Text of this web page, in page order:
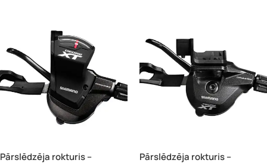
Pārslēdzēja rokturis –
Pārslēdzēja rokturis –